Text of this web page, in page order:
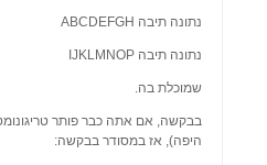
נתונה תיבה ABCDEFGH
נתונה תיבה IJKLMNOP
שמוכלת בה.
בבקשה, אם אתה כבר פותר
היפה), אז במסודר בבקשה: